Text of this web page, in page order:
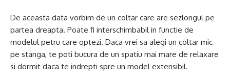
De aceasta data vorbim de un coltar care are sezlongul pe
partea dreapta. Poate fi interschimbabil in functie de
modelul petru care optezi. Daca vrei sa alegi un coltar mic
pe stanga, te poti bucura de un spatiu mai mare de relaxare
si dormit daca te indrepti spre un model extensibil.